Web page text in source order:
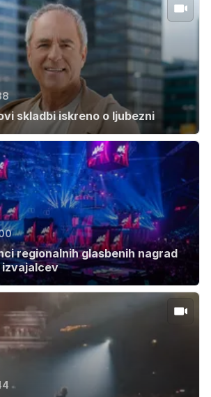
skladbi iskreno o ljubezni
regionalnih glasbenih nagrad